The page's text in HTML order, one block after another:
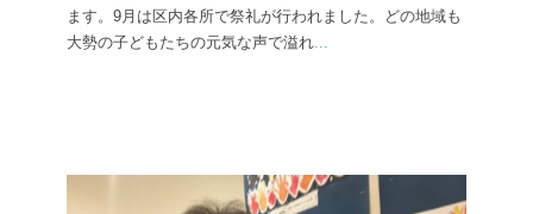
ます。9月は区内各所で祭礼が行われました。どの地域も
大勢の子どもたちの元気な声で溢れ